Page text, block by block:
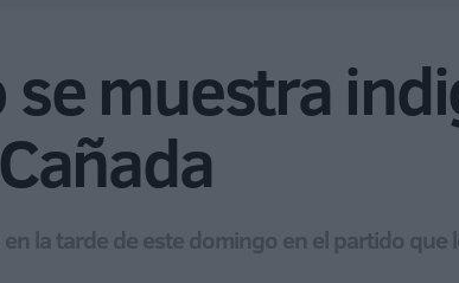
muestra
la tarde de este domingo en el partido